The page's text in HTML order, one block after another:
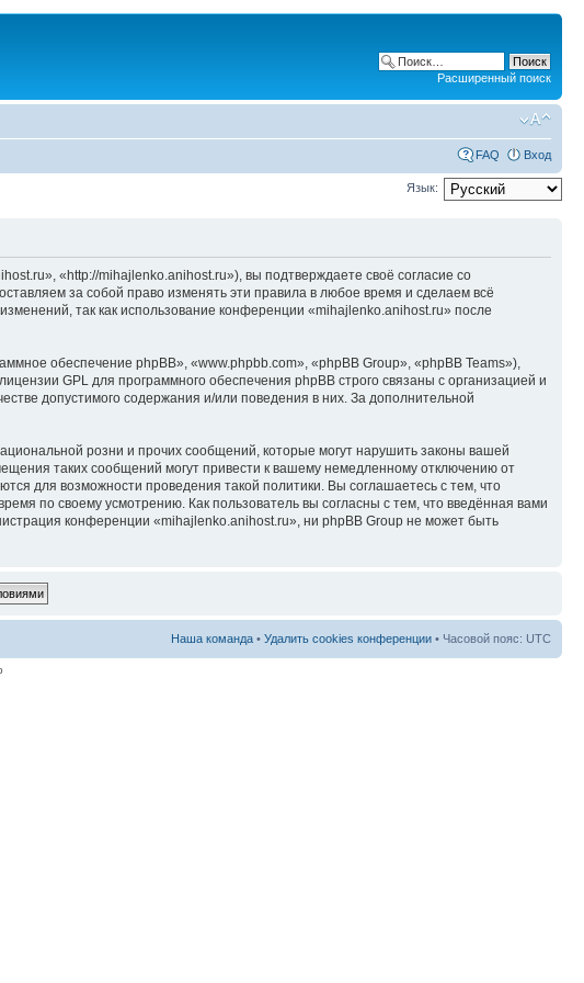
Расширенный поиск
FAQ Вход
Язык:
«http://mihajlenko.anihost.ru»), вы подтверждаете своё согласие со
за собой право изменять эти правила в любое время и сделаем всё
так как использование конференции «mihajlenko.anihost.ru» после
обеспечение phpBB», «www.phpbb.com», «phpBB Group», «phpBB Teams»),
GPL для программного обеспечения phpBB строго связаны с организацией и
допустимого содержания и/или поведения в них. За дополнительной
розни и прочих сообщений, которые могут нарушить законы вашей
таких сообщений могут привести к вашему немедленному отключению от
для возможности проведения такой политики. Вы соглашаетесь с тем, что
по своему усмотрению. Как пользователь вы согласны с тем, что введённая вами
конференции «mihajlenko.anihost.ru», ни phpBB Group не может быть
Наша команда • Удалить cookies конференции • Часовой пояс: UTC